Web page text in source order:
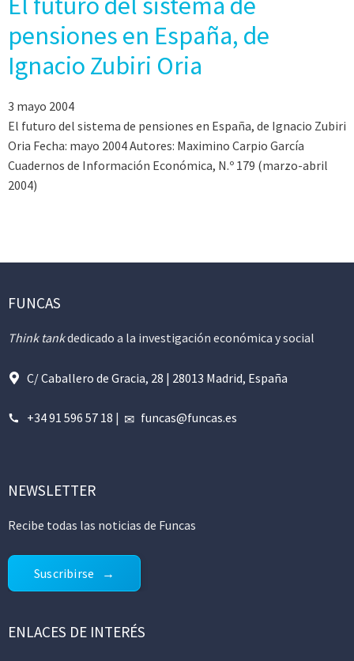
pensiones en España, de
Ignacio Zubiri Oria
3 mayo 2004
El futuro del sistema de pensiones en España, de Ignacio Zubiri
Oria Fecha: mayo 2004 Autores: Maximino Carpio García
Cuadernos de Información Económica, N.º 179 (marzo-abril
2004)
FUNCAS
Think tankdedicado a la investigación económica y social
C/ Caballero de Gracia, 28 | 28013 Madrid, España
+34 91 596 57 18 | funcas@funcas.es
NEWSLETTER
Recibe todas las noticias de Funcas
Suscribirse
ENLACES DE INTERÉS